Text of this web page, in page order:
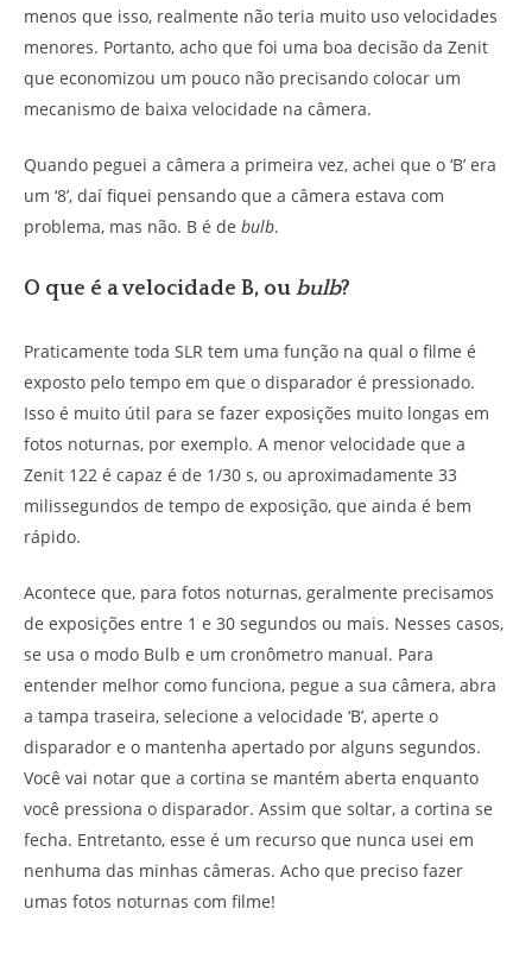
menos que isso, realmente não teria muito uso velocidades
menores. Portanto, acho que foi uma boa decisão da Zenit
que economizou um pouco não precisando colocar um
mecanismo de baixa velocidade na câmera.
Quando peguei a câmera a primeira vez, achei que o ‘B’ era
um ‘8’, daí fiquei pensando que a câmera estava com
problema, mas não. B é de bulb.
O que é a velocidade B, ou bulb?
Praticamente toda SLR tem uma função na qual o filme é
exposto pelo tempo em que o disparador é pressionado.
Isso é muito útil para se fazer exposições muito longas em
fotos noturnas, por exemplo. A menor velocidade que a
Zenit 122 é capaz é de 1/30 s, ou aproximadamente 33
milissegundos de tempo de exposição, que ainda é bem
rápido.
Acontece que, para fotos noturnas, geralmente precisamos
de exposições entre 1 e 30 segundos ou mais. Nesses casos,
se usa o modo Bulb e um cronômetro manual. Para
entender melhor como funciona, pegue a sua câmera, abra
a tampa traseira, selecione a velocidade ‘B’, aperte o
disparador e o mantenha apertado por alguns segundos.
Você vai notar que a cortina se mantém aberta enquanto
você pressiona o disparador. Assim que soltar, a cortina se
fecha. Entretanto, esse é um recurso que nunca usei em
nenhuma das minhas câmeras. Acho que preciso fazer
umas fotos noturnas com filme!